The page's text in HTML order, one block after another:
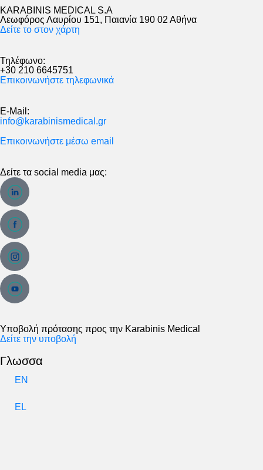
KARABINIS MEDICAL S.A
Λεωφόρος Λαυρίου 151, Παιανία 190 02 Αθήνα
Δείτε το στον χάρτη
Τηλέφωνο:
+30 210 6645751
Επικοινωνήστε τηλεφωνικά
E-Mail:
info@karabinismedical.gr
Επικοινωνήστε μέσω email
Δείτε τα social media μας:
Υποβολή πρότασης προς την Karabinis Medical
Δείτε την υποβολή
Γλωσσα
EN
EL